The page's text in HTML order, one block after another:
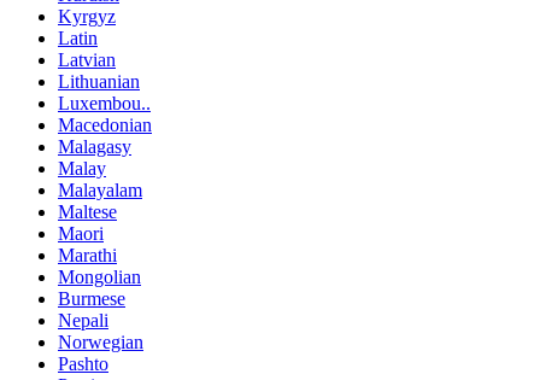
Kyrgyz
Latin
Latvian
Lithuanian
Luxembou..
Macedonian
Malagasy
Malay
Malayalam
Maltese
Maori
Marathi
Mongolian
Burmese
Nepali
Norwegian
Pashto